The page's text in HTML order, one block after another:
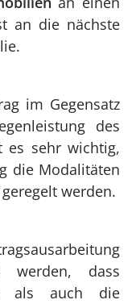
an die nächste
im Gegensatz
des
es sehr wichtig,
die Modalitäten
werden.
werden, dass
als auch die